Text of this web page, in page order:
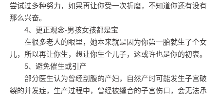
尝试过多种努力，如果再让你受一次折磨，不知道你还有没有
那么兴奋。
4、更正观念-男孩女孩都是宝
在很多老人的眼里，她本来就是因为你第一胎就生了个女
儿，所以再让你生，想让你生个儿子，这或许也是你的初衷。
5、避免催生或引产
部分医生认为曾经剖腹的产妇，自然产时可能发生子宫破
裂的并发症，生产过程中，曾经被缝合的子宫伤口，会无法承